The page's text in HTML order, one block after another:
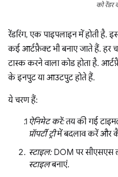
को रेंडर
रेंडरिंग, एक पाइपलाइन में होती है.
कई आर्टफ़ैक्ट भी बनाए जाते हैं. हर
टास्क करने वाला कोड होता है.
के इनपुट या आउटपुट होते हैं.
ये चरण हैं:
ऐनिमेट करें:तय की गई
प्रॉपर्टी ट्रीमें बदलाव करें और
स्टाइल:DOM पर सीएसएस
स्टाइलबनाएं.